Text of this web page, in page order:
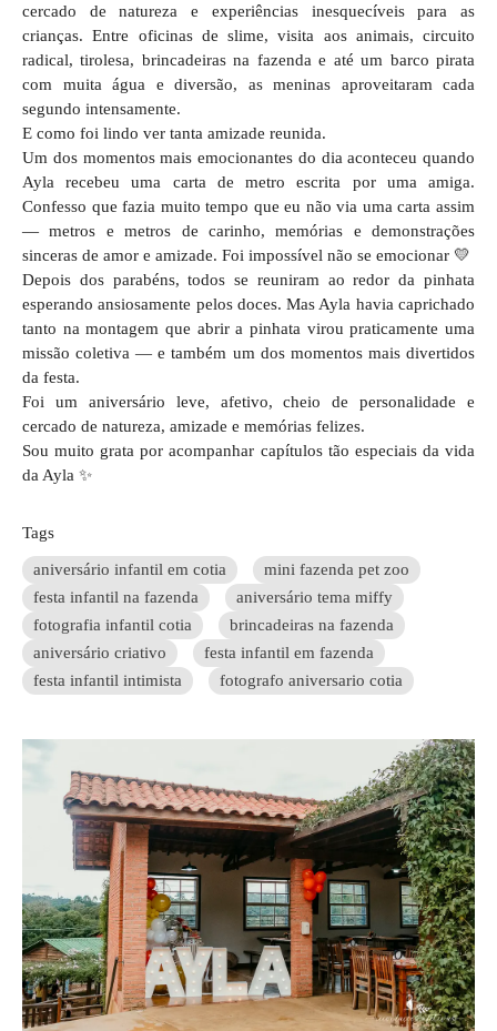
cercado de natureza e experiências inesquecíveis para as
crianças. Entre oficinas de slime, visita aos animais, circuito
radical, tirolesa, brincadeiras na fazenda e até um barco pirata
com muita água e diversão, as meninas aproveitaram cada
segundo intensamente.
E como foi lindo ver tanta amizade reunida.
Um dos momentos mais emocionantes do dia aconteceu quando
Ayla recebeu uma carta de metro escrita por uma amiga.
Confesso que fazia muito tempo que eu não via uma carta assim
— metros e metros de carinho, memórias e demonstrações
sinceras de amor e amizade. Foi impossível não se emocionar 💛
Depois dos parabéns, todos se reuniram ao redor da pinhata
esperando ansiosamente pelos doces. Mas Ayla havia caprichado
tanto na montagem que abrir a pinhata virou praticamente uma
missão coletiva — e também um dos momentos mais divertidos
da festa.
Foi um aniversário leve, afetivo, cheio de personalidade e
cercado de natureza, amizade e memórias felizes.
Sou muito grata por acompanhar capítulos tão especiais da vida
da Ayla ✨
Tags
aniversário infantil em cotia
mini fazenda pet zoo
festa infantil na fazenda
aniversário tema miffy
fotografia infantil cotia
brincadeiras na fazenda
aniversário criativo
festa infantil em fazenda
festa infantil intimista
fotografo aniversario cotia